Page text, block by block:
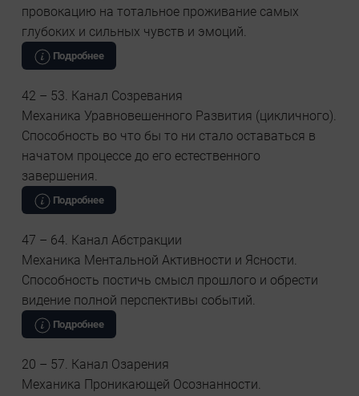
провокацию на тотальное проживание самых
глубоких и сильных чувств и эмоций.
Подробнее
42 – 53. Канал Созревания
Механика Уравновешенного Развития (цикличного).
Способность во что бы то ни стало оставаться в
начатом процессе до его естественного
завершения.
Подробнее
47 – 64. Канал Абстракции
Механика Ментальной Активности и Ясности.
Способность постичь смысл прошлого и обрести
видение полной перспективы событий.
Подробнее
20 – 57. Канал Озарения
Механика Проникающей Осознанности.